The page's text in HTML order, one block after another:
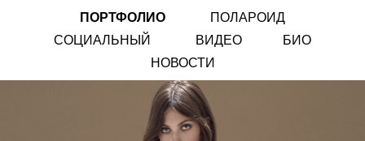
ПОРТФОЛИО
ПОЛАРОИД
СОЦИАЛЬНЫЙ
ВИДЕО
БИО
НОВОСТИ